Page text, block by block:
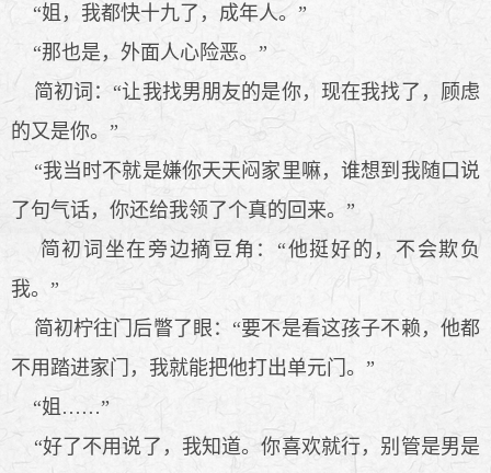
“姐，我都快十九了，成年人。”
“那也是，外面人心险恶。”
简初词：“让我找男朋友的是你，现在我找了，顾虑
的又是你。”
“我当时不就是嫌你天天闷家里嘛，谁想到我随口说
了句气话，你还给我领了个真的回来。”
简初词坐在旁边摘豆角：“他挺好的，不会欺负
我。”
简初柠往门后瞥了眼：“要不是看这孩子不赖，他都
不用踏进家门，我就能把他打出单元门。”
“姐……”
“好了不用说了，我知道。你喜欢就行，别管是男是